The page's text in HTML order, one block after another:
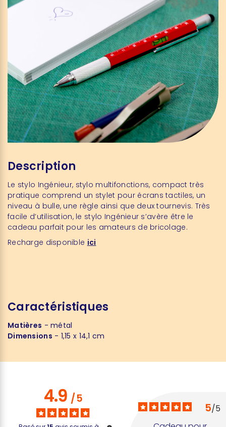
Description
Le stylo Ingénieur, stylo multifonctions, compact très
pratique comprend un stylet pour écrans tactiles, un
niveau à bulle, une règle ainsi que deux tournevis. Très
facile d’utilisation, le stylo Ingénieur s’avère être le
cadeau parfait pour les amateurs de bricolage.
Recharge disponible ici
Caractéristiques
Matières - métal
Dimensions - 1,15 x 14,1 cm
4.9/5
5/5